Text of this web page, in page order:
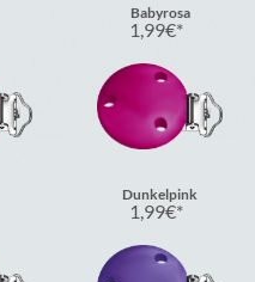
Babyrosa
1,99€
Dunkelpink
1,99€